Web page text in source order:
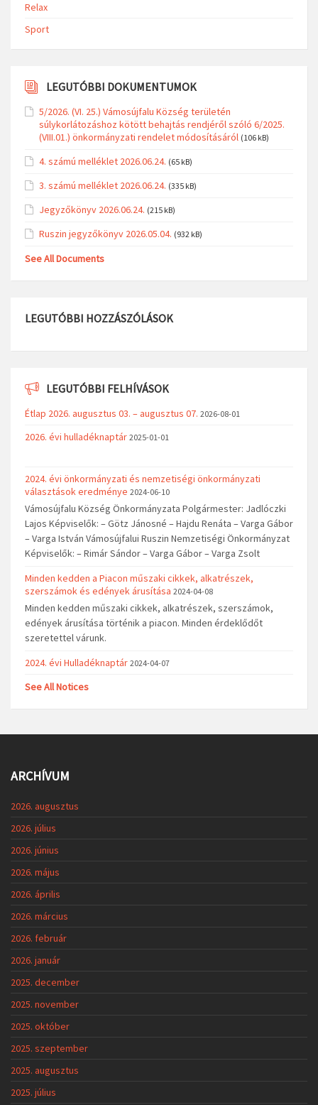
Relax
Sport
LEGUTÓBBI DOKUMENTUMOK
5/2026. (VI. 25.) Vámosújfalu Község területén
súlykorlátozáshoz kötött behajtás rendjéről szóló 6/2025.
(VIII.01.) önkormányzati rendelet módosításáról (106 kB)
4. számú melléklet 2026.06.24. (65 kB)
3. számú melléklet 2026.06.24. (335 kB)
Jegyzőkönyv 2026.06.24. (215 kB)
Ruszin jegyzőkönyv 2026.05.04. (932 kB)
See All Documents
LEGUTÓBBI HOZZÁSZÓLÁSOK
LEGUTÓBBI FELHÍVÁSOK
Étlap 2026. augusztus 03. – augusztus 07. 2026-08-01
2026. évi hulladéknaptár 2025-01-01
2024. évi önkormányzati és nemzetiségi önkormányzati
választások eredménye 2024-06-10
Vámosújfalu Község Önkormányzata Polgármester: Jadlóczki
Lajos Képviselők: – Götz Jánosné – Hajdu Renáta – Varga Gábor
– Varga István Vámosújfalui Ruszin Nemzetiségi Önkormányzat
Képviselők: – Rimár Sándor – Varga Gábor – Varga Zsolt
Minden kedden a Piacon műszaki cikkek, alkatrészek,
szerszámok és edények árusítása 2024-04-08
Minden kedden műszaki cikkek, alkatrészek, szerszámok,
edények árusítása történik a piacon. Minden érdeklődőt
szeretettel várunk.
2024. évi Hulladéknaptár 2024-04-07
See All Notices
ARCHÍVUM
2026. augusztus
2026. július
2026. június
2026. május
2026. április
2026. március
2026. február
2026. január
2025. december
2025. november
2025. október
2025. szeptember
2025. augusztus
2025. július